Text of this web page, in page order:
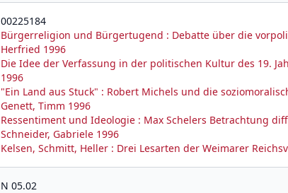
00225184
Bürgerreligion und Bürgertugend : Debatte über die
Herfried 1996
Die Idee der Verfassung in der politischen Kultur des 19.
1996
"Ein Land aus Stuck" : Robert Michels und die
Genett, Timm 1996
Ressentiment und Ideologie : Max Schelers Betrachtung
Schneider, Gabriele 1996
Kelsen, Schmitt, Heller : Drei Lesarten der Weimarer
N 05.02